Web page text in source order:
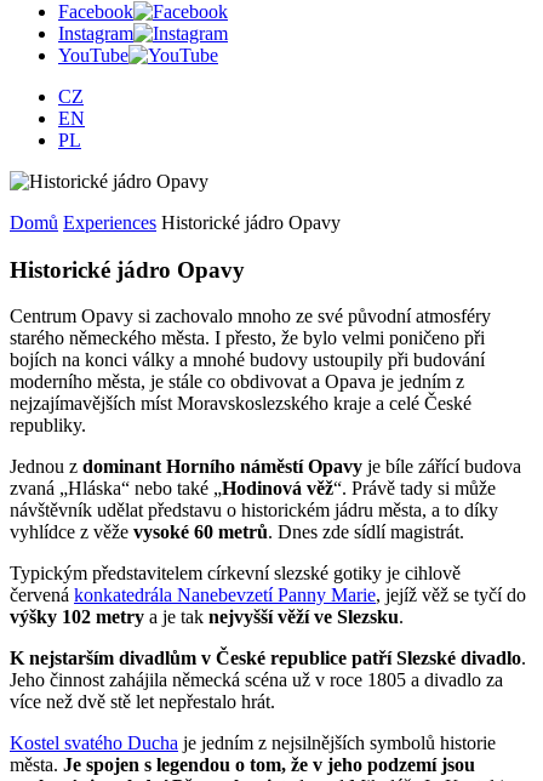
Facebook
Instagram
YouTube
CZ
EN
PL
Domů Experiences Historické jádro Opavy
Historické jádro Opavy
Centrum Opavy si zachovalo mnoho ze své původní atmosféry
starého německého města. I přesto, že bylo velmi poničeno při
bojích na konci války a mnohé budovy ustoupily při budování
moderního města, je stále co obdivovat a Opava je jedním z
nejzajímavějších míst Moravskoslezského kraje a celé České
republiky.
Jednou z dominant Horního náměstí Opavy je bíle zářící budova
zvaná „Hláska“ nebo také „Hodinová věž“. Právě tady si může
návštěvník udělat představu o historickém jádru města, a to díky
vyhlídce z věže vysoké 60 metrů. Dnes zde sídlí magistrát.
Typickým představitelem církevní slezské gotiky je cihlově
červená konkatedrála Nanebevzetí Panny Marie, jejíž věž se tyčí do
výšky 102 metry a je tak nejvyšší věží ve Slezsku.
K nejstarším divadlům v České republice patří Slezské divadlo.
Jeho činnost zahájila německá scéna už v roce 1805 a divadlo za
více než dvě stě let nepřestalo hrát.
Kostel svatého Ducha je jedním z nejsilnějších symbolů historie
města. Je spojen s legendou o tom, že v jeho podzemí jsou